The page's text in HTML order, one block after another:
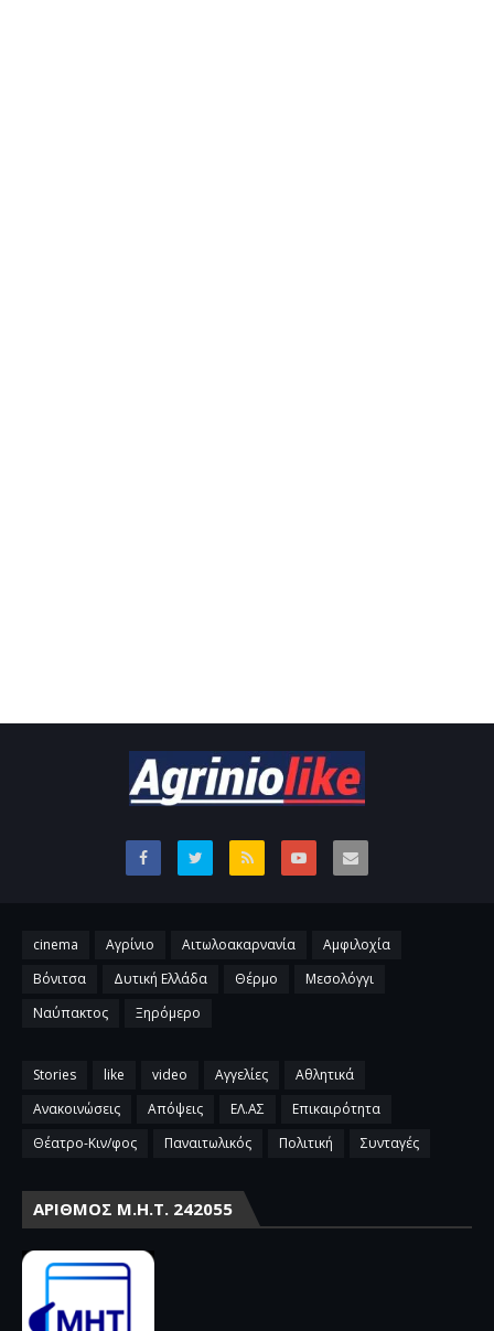
cinema Αγρίνιο Αιτωλοακαρνανία
Αμφιλοχία
Βόνιτσα
Δυτική Ελλάδα Θέρμο
Μεσολόγγι
Ναύπακτος
Ξηρόμερο
Stories like video Αγγελίες
Αθλητικά
Ανακοινώσεις
Απόψεις ΕΛ.ΑΣ
Επικαιρότητα
Θέατρο-Κιν/φος
Παναιτωλικός Πολιτική Συνταγές
ΑΡΙΘΜΌΣ Μ.Η.Τ. 242055